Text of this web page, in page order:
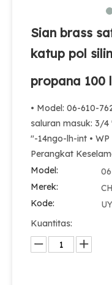
Sian brass
katup pol
propana 100
• Model: 06-610-
saluran masuk: 3/4
"-14ngo-lh-int • WP
Perangkat
Model:
Merek:
Kode:
Kuantitas: